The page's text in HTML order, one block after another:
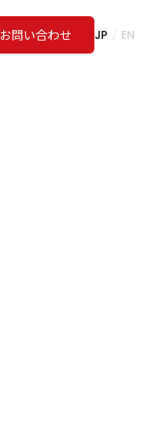
お問い合わせ JP EN